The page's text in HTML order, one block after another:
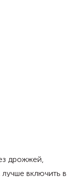
дрожжей,
включить в